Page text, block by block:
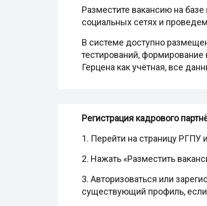
Разместите вакансию на
социальных сетях и
В системе доступно
тестирований,
Герцена как учётная, все
Регистрация кадрового
1. Перейти на страницу РГПУ
2. Нажать «Разместить
3. Авторизоваться или
существующий профиль, если